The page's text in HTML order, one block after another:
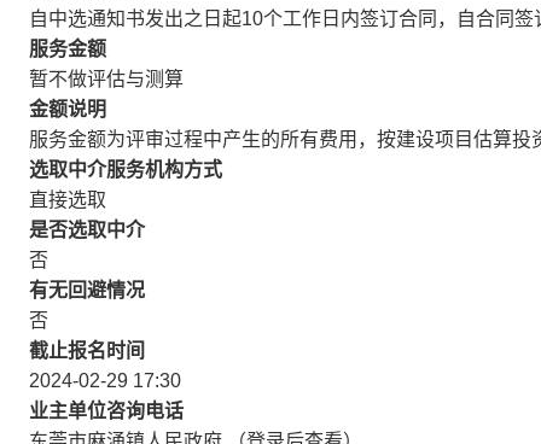
自中选通知书发出之日起10个工作日内签订合同，自合同
服务金额
暂不做评估与测算
金额说明
服务金额为评审过程中产生的所有费用，按建设项目估算
选取中介服务机构方式
直接选取
是否选取中介
否
有无回避情况
否
截止报名时间
2024-02-29 17:30
业主单位咨询电话